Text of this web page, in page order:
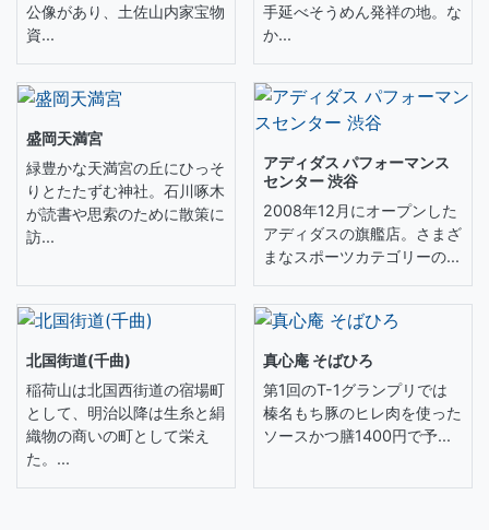
公像があり、土佐山内家宝物
資...
手延べそうめん発祥の地。な
か...
盛岡天満宮
緑豊かな天満宮の丘にひっそ
りとたたずむ神社。石川啄木
が読書や思索のために散策に
訪...
アディダス パフォーマンス
センター 渋谷
2008年12月にオープンした
アディダスの旗艦店。さまざ
まなスポーツカテゴリーの...
北国街道(千曲)
稲荷山は北国西街道の宿場町
として、明治以降は生糸と絹
織物の商いの町として栄え
た。...
真心庵 そばひろ
第1回のT-1グランプリでは
榛名もち豚のヒレ肉を使った
ソースかつ膳1400円で予...